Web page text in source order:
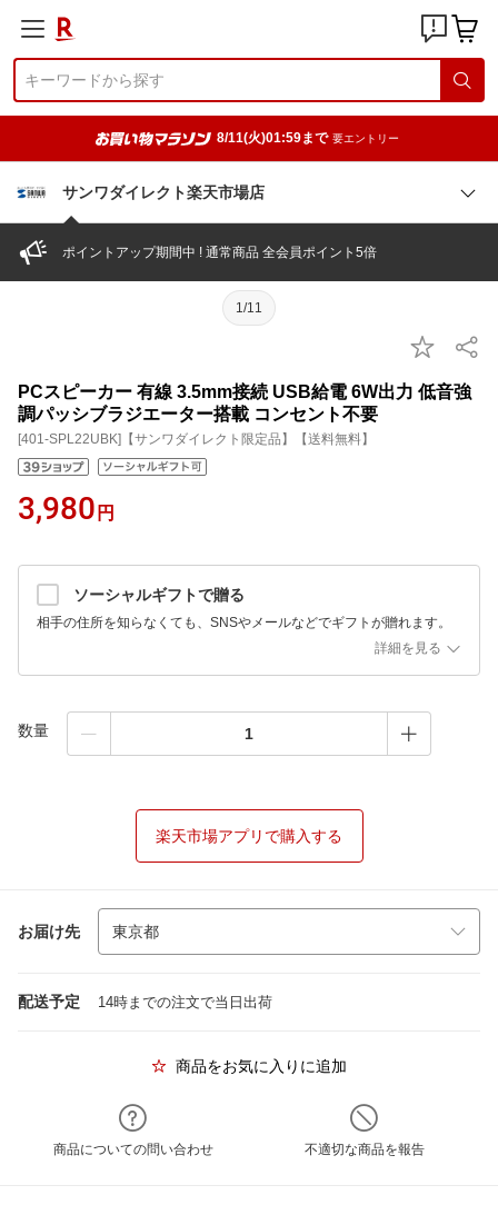
8/11(火)01:59まで 要エントリー
サンワダイレクト楽天市場店
ポイントアップ期間中 ! 通常商品 全会員ポイント5倍
1/11
PCスピーカー 有線 3.5mm接続 USB給電 6W出力 低音強
調パッシブラジエーター搭載 コンセント不要
[401-SPL22UBK]【サンワダイレクト限定品】【送料無料】
3,980 円
ソーシャルギフトで贈る
相手の住所を知らなくても、SNSやメールなどでギフトが贈れます。
詳細を見る
数量
楽天市場アプリで購入する
お届け先
配送予定 14時までの注文で当日出荷
商品をお気に入りに追加
商品についての問い合わせ 不適切な商品を報告